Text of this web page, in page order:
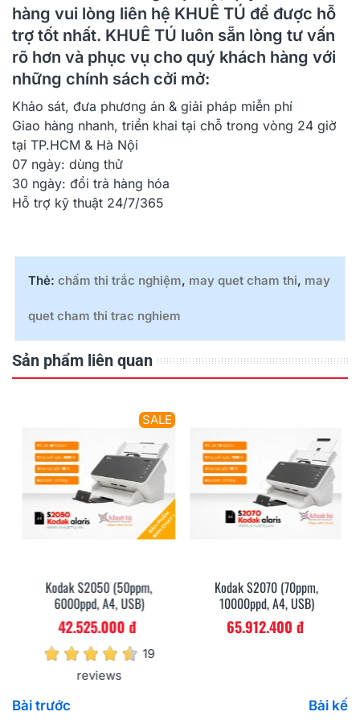
hàng vui lòng liên hệ KHUÊ TÚ để được hỗ
trợ tốt nhất. KHUÊ TÚ luôn sẵn lòng tư vấn
rõ hơn và phục vụ cho quý khách hàng với
những chính sách cởi mở:
Khảo sát, đưa phương án & giải pháp miễn phí
Giao hàng nhanh, triển khai tại chỗ trong vòng 24 giờ
tại TP.HCM & Hà Nội
07 ngày: dùng thử
30 ngày: đổi trả hàng hóa
Hỗ trợ kỹ thuật 24/7/365
Thẻ: chấm thi trắc nghiệm, may quet cham thi, may
quet cham thi trac nghiem
Sản phẩm liên quan
SALE
Kodak S2050 (50ppm,
6000ppd, A4, USB)
42.525.000 đ
19
reviews
Kodak S2070 (70ppm,
10000ppd, A4, USB)
65.912.400 đ
Bài trước Bài kế